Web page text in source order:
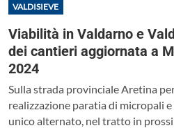
VALDISIEVE
Viabilità in Valdarno e
dei cantieri aggiornata a
2024
Sulla strada provinciale Aretina
realizzazione paratia di micropali
unico alternato, nel tratto in